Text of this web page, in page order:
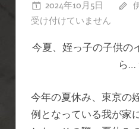
2024年10月5日
受け付けていません
今夏、姪っ子の子供の
ら…
今年の夏休み、東京の
例となっている我が家